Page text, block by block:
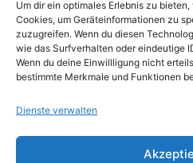
Um dir ein optimales Erlebnis zu
Cookies, um Geräteinformationen zu
zuzugreifen. Wenn du diesen
wie das Surfverhalten oder eindeutige
Wenn du deine Einwillligung nicht
bestimmte Merkmale und Funktionen
Dienste verwalten
Datenschutz
Cookie-Richtlinie (EU)
Leistungen
Neustadt an der Weinstraße